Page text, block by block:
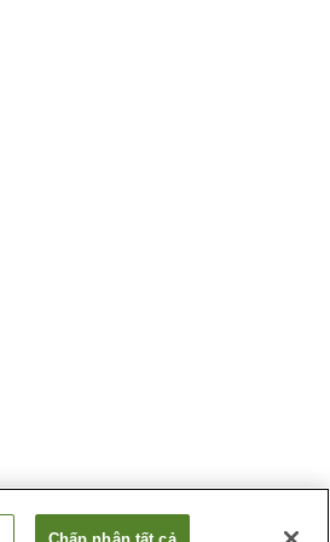
Chấp nhận tất cả